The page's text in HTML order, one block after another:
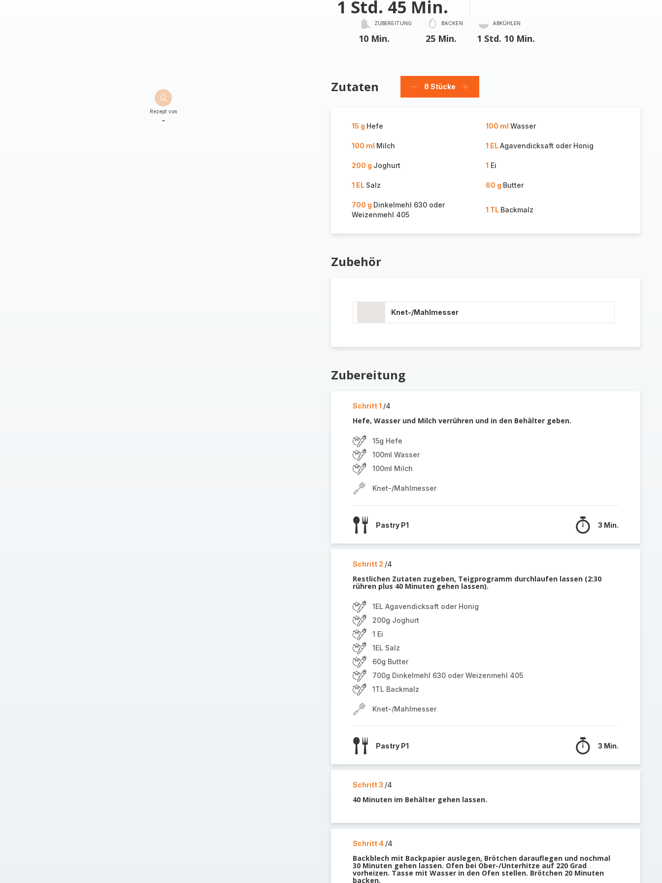
Rezept von
-
1 Std. 45 Min.
ZUBEREITUNG
10 Min.
BACKEN
25 Min.
ABKÜHLEN
1 Std. 10 Min.
Zutaten
Stücke
8 Stücke
Stücke
15 g Hefe 100 ml Wasser
100 ml Milch 1 ELAgavendicksaft oder Honig
200 g Joghurt 1 Ei
1 EL Salz 60 g Butter
700 g Dinkelmehl 630 oder
Weizenmehl 405
1 TL Backmalz
Zubehör
Knet-/Mahlmesser
Zubereitung
Schritt 1 /4
Hefe, Wasser und Milch verrühren und in den Behälter geben.
15g Hefe
100ml Wasser
100ml Milch
Knet-/Mahlmesser
Pastry P1 3 Min.
Schritt 2 /4
Restlichen Zutaten zugeben, Teigprogramm durchlaufen lassen (2:30
rühren plus 40 Minuten gehen lassen).
1EL Agavendicksaft oder Honig
200g Joghurt
1 Ei
1EL Salz
60g Butter
700g Dinkelmehl 630 oder Weizenmehl 405
1TL Backmalz
Knet-/Mahlmesser
Pastry P1 3 Min.
Schritt 3 /4
40 Minuten im Behälter gehen lassen.
Schritt 4 /4
Backblech mit Backpapier auslegen, Brötchen darauflegen und nochmal
30 Minuten gehen lassen. Ofen bei Ober-/Unterhitze auf 220 Grad
vorheizen. Tasse mit Wasser in den Ofen stellen. Brötchen 20 Minuten
backen.